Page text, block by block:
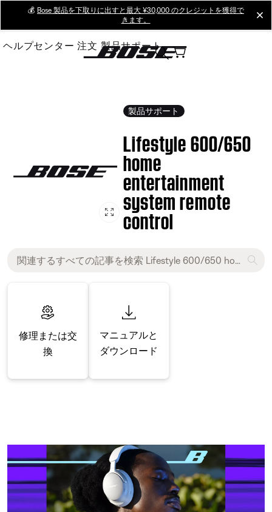
Main
💰 Bose 製品を下取りに出すと最大 ¥30,000 のクレジットを獲得で
きます。
ヘルプセンター 注文 製品サポート
製品サポート
Lifestyle 600/650
home
entertainment
system remote
control
修理または交
換
マニュアルと
ダウンロード